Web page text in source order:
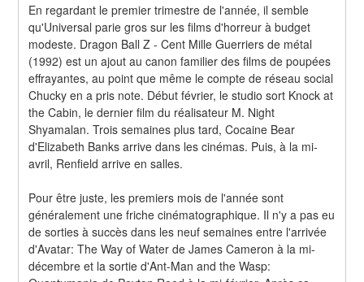
En regardant le premier trimestre de l'année, il semble
qu'Universal parie gros sur les films d'horreur à budget
modeste. Dragon Ball Z - Cent Mille Guerriers de métal
(1992) est un ajout au canon familier des films de poupées
effrayantes, au point que même le compte de réseau social
Chucky en a pris note. Début février, le studio sort Knock at
the Cabin, le dernier film du réalisateur M. Night
Shyamalan. Trois semaines plus tard, Cocaine Bear
d'Elizabeth Banks arrive dans les cinémas. Puis, à la mi-
avril, Renfield arrive en salles.
Pour être juste, les premiers mois de l'année sont
généralement une friche cinématographique. Il n'y a pas eu
de sorties à succès dans les neuf semaines entre l'arrivée
d'Avatar: The Way of Water de James Cameron à la mi-
décembre et la sortie d'Ant-Man and the Wasp: